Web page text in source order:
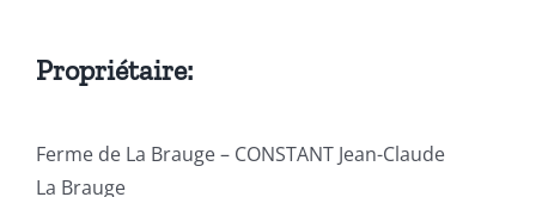
Propriétaire:
Ferme de La Brauge – CONSTANT Jean-Claude
La Brauge